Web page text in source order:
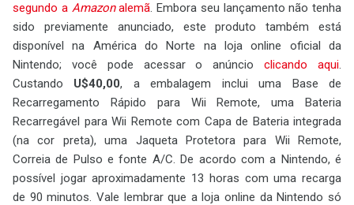
segundo a Amazonalemã. Embora seu lançamento não tenha
sido previamente anunciado, este produto também está
disponível na América do Norte na loja online oficial da
Nintendo; você pode acessar o anúncioclicando aqui.
Custando U$40,00, a embalagem inclui uma Base de
Recarregamento Rápido para Wii Remote, uma Bateria
Recarregável para Wii Remote com Capa de Bateria integrada
(na cor preta), uma Jaqueta Protetora para Wii Remote,
Correia de Pulso e fonte A/C. De acordo com a Nintendo, é
possível jogar aproximadamente 13 horas com uma recarga
de 90 minutos. Vale lembrar que a loja online da Nintendo só